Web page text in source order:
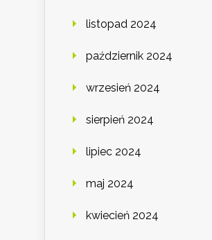
listopad 2024
październik 2024
wrzesień 2024
sierpień 2024
lipiec 2024
maj 2024
kwiecień 2024